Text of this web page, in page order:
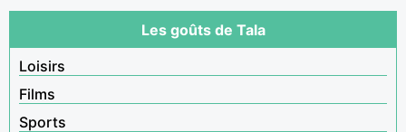
Les goûts de Tala
Loisirs
Films
Sports